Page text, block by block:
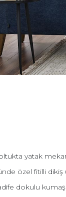
yatak
özel fitilli dikiş
dokulu